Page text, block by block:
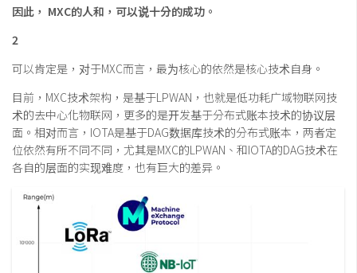
因此， MXC的人和，可以说十分的成功。
2
可以肯定是，对于MXC而言，最为核心的依然是核心技术自身。
目前，MXC技术架构，是基于LPWAN，也就是低功耗广域物联网技
术的去中心化物联网，更多的是开发基于分布式账本技术的协议层
面。相对而言，IOTA是基于DAG数据库技术的分布式账本，两者定
位依然有所不同不同，尤其是MXC的LPWAN、和IOTA的DAG技术在
各自的层面的实现难度，也有巨大的差异。